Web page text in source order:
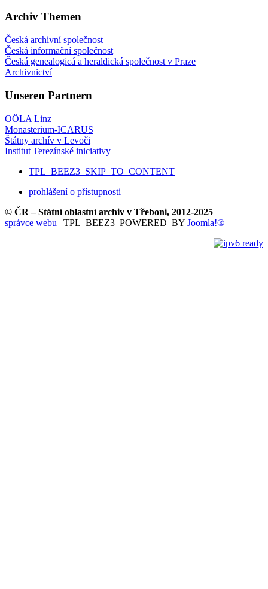
Archiv Themen
Česká archivní společnost
Česká informační společnost
Česká genealogicá a heraldická společnost v Praze
Archivnictví
Unseren Partnern
OÖLA Linz
Monasterium-ICARUS
Štátny archív v Levoči
Institut Terezínské iniciativy
TPL_BEEZ3_SKIP_TO_CONTENT
prohlášení o přístupnosti
© ČR – Státní oblastní archiv v Třeboni, 2012-2025
správce webu | TPL_BEEZ3_POWERED_BY Joomla!®